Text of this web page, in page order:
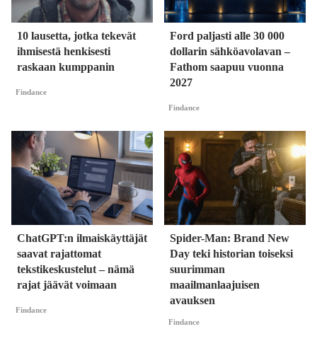
10 lausetta, jotka tekevät
ihmisestä henkisesti
raskaan kumppanin
Findance
Ford paljasti alle 30 000
dollarin sähköavolavan –
Fathom saapuu vuonna
2027
Findance
ChatGPT:n ilmaiskäyttäjät
saavat rajattomat
tekstikeskustelut – nämä
rajat jäävät voimaan
Findance
Spider-Man: Brand New
Day teki historian toiseksi
suurimman
maailmanlaajuisen
avauksen
Findance